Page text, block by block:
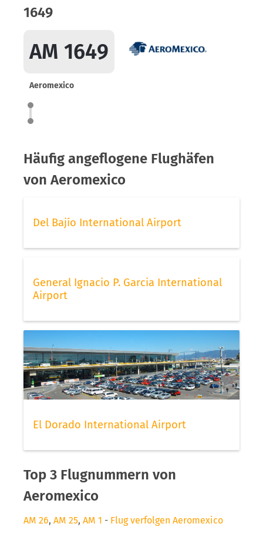
1649
AM 1649
Aeromexico
Häufig angeflogene Flughäfen
von Aeromexico
Del Bajío International Airport
General Ignacio P. Garcia International
Airport
El Dorado International Airport
Top 3 Flugnummern von
Aeromexico
AM 26, AM 25, AM 1 - Flug verfolgen Aeromexico